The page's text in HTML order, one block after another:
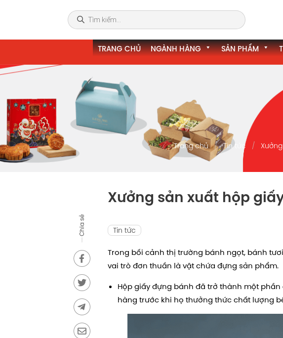
TRANG CHỦ NGÀNH HÀNG SẢN PHẨM
Trang chủ Tin tức
Chia sẻ
Xưởng sản xuất hộp
Tin tức
Trong bối cảnh thị trường bánh ngọt, bánh
vai trò đơn thuần là vật chứa đựng sản phẩm.
Hộp giấy đựng bánh đã trở thành một
hàng trước khi họ thưởng thức chất lượng